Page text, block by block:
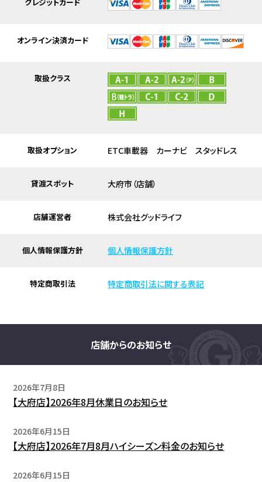
オンライン決済カード
取扱クラス
取扱オプション ETC車載器 カーナビ スタッドレス
貸渡スポット 大府市（店舗）
店舗運営者 株式会社グッドライフ
個人情報保護方針 個人情報保護方針
特定商取引法 特定商取引法に関する表記
店舗からのお知らせ
2026年7月8日
【大府店】2026年8月休業日のお知らせ
2026年6月15日
【大府店】2026年7月8月ハイシーズン料金のお知らせ
2026年6月15日